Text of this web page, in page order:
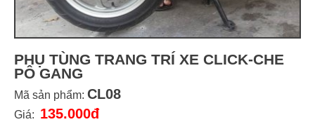
PHỤ TÙNG TRANG TRÍ XE CLICK-CHE
PÔ GANG
Mã sản phẩm: CL08
Giá: 135.000đ